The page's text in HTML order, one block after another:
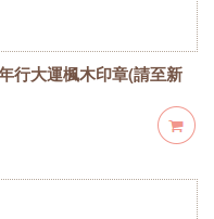
行大運楓木印章(請至新